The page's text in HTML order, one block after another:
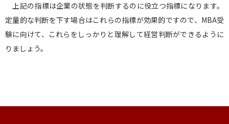
上記の指標は企業の状態を判断するのに役立つ指標になります。
定量的な判断を下す場合はこれらの指標が効果的ですので、MBA受
験に向けて、これらをしっかりと理解して経営判断ができるように
りましょう。